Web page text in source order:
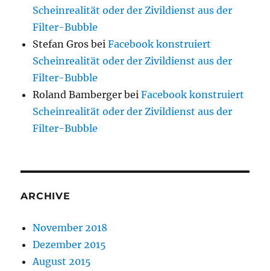
Scheinrealität oder der Zivildienst aus der
Filter-Bubble
Stefan Gros beiFacebook konstruiert
Scheinrealität oder der Zivildienst aus der
Filter-Bubble
Roland Bamberger beiFacebook konstruiert
Scheinrealität oder der Zivildienst aus der
Filter-Bubble
ARCHIVE
November 2018
Dezember 2015
August 2015